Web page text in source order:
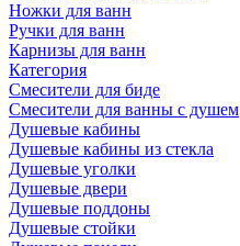
Ножки для ванн
Ручки для ванн
Карнизы для ванн
Категория
Смесители для биде
Смесители для ванны с душем
Душевые кабины
Душевые кабины из стекла
Душевые уголки
Душевые двери
Душевые поддоны
Душевые стойки